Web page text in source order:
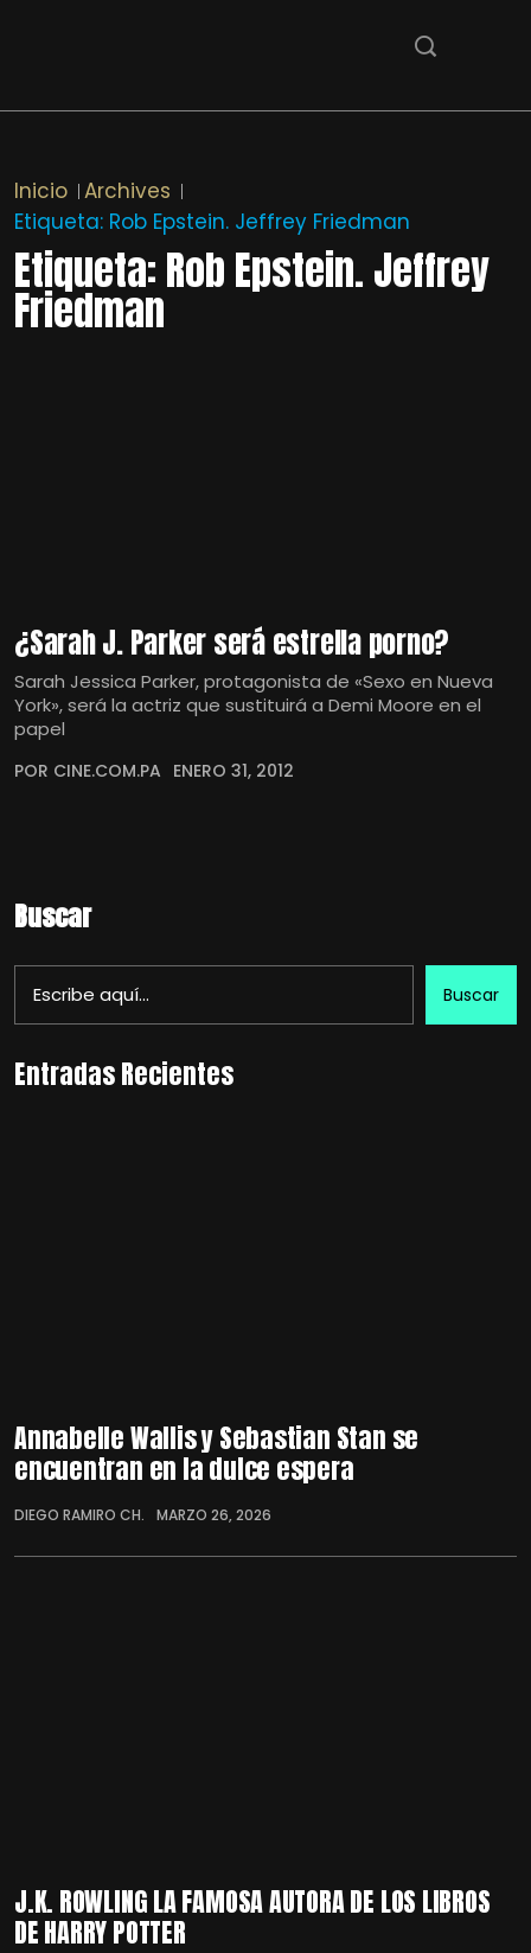
Inicio Archives
Etiqueta: Rob Epstein. Jeffrey Friedman
Etiqueta:Rob Epstein. Jeffrey
Friedman
¿Sarah J. Parker será estrella porno?
Sarah Jessica Parker, protagonista de «Sexo en Nueva
York», será la actriz que sustituirá a Demi Moore en el
papel
POR CINE.COM.PA ENERO 31, 2012
Buscar
Buscar
Entradas Recientes
Annabelle Wallis y Sebastian Stan se
encuentran en la dulce espera
DIEGO RAMIRO CH. MARZO 26, 2026
J.K. ROWLING LA FAMOSA AUTORA DE LOS LIBROS
DE HARRY POTTER